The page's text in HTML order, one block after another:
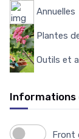
Annuelles
Plantes
Outils et
Informations
Front